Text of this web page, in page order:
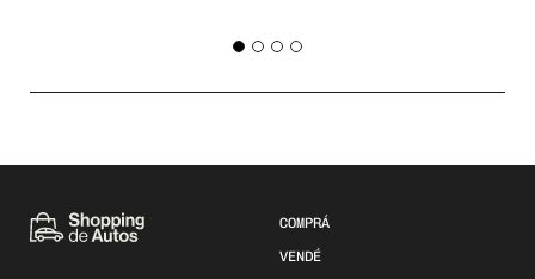
COMPRÁ
VENDÉ